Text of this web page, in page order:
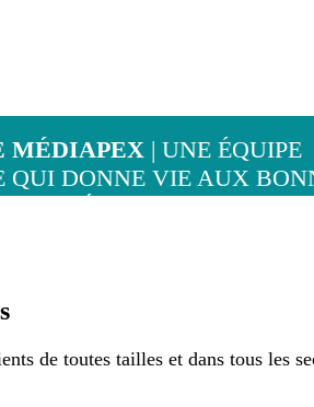
MÉDIAPEX | UNE ÉQUIPE
QUI DONNE VIE AUX
de toutes tailles et dans tous les